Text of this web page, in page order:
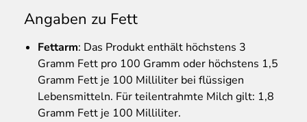
Angaben zu Fett
Fettarm: Das Produkt enthält höchstens 3
Gramm Fett pro 100 Gramm oder höchstens 1,5
Gramm Fett je 100 Milliliter bei flüssigen
Lebensmitteln. Für teilentrahmte Milch gilt: 1,8
Gramm Fett je 100 Milliliter.